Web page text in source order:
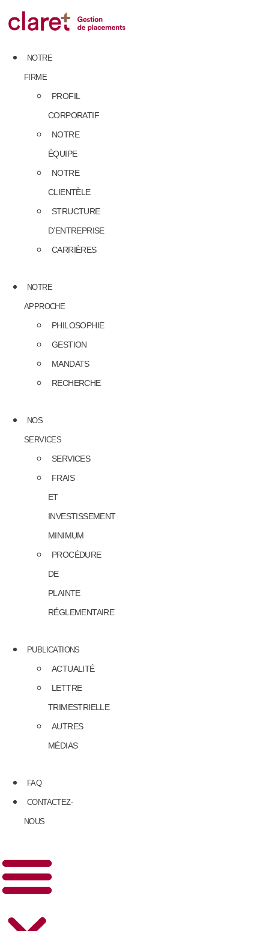
to
content
NOTRE
FIRME
PROFIL
CORPORATIF
NOTRE
ÉQUIPE
NOTRE
CLIENTÈLE
STRUCTURE
D’ENTREPRISE
CARRIÈRES
NOTRE
APPROCHE
PHILOSOPHIE
GESTION
MANDATS
RECHERCHE
NOS
SERVICES
SERVICES
FRAIS
ET
INVESTISSEMENT
MINIMUM
PROCÉDURE
DE
PLAINTE
RÉGLEMENTAIRE
PUBLICATIONS
ACTUALITÉ
LETTRE
TRIMESTRIELLE
AUTRES
MÉDIAS
FAQ
CONTACTEZ-
NOUS